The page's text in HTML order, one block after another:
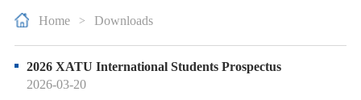
Home > Downloads
2026 XATU International Students Prospectus
2026-03-20